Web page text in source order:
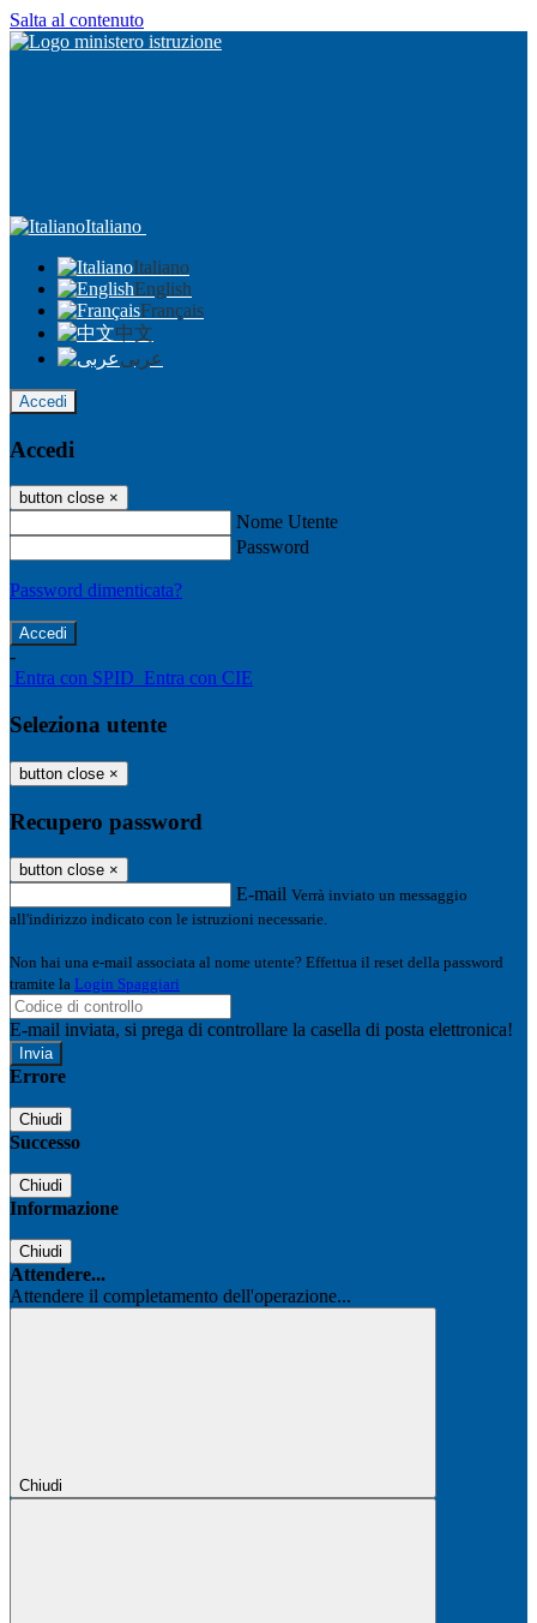
Salta al contenuto
Italiano
Italiano
English
Français
中文
عربى
Accedi
Accedi
button close ×
Nome Utente
Password
Password dimenticata?
-
Entra con SPID Entra con CIE
Seleziona utente
button close ×
Recupero password
button close ×
E-mail Verrà inviato un messaggio
all'indirizzo indicato con le istruzioni necessarie.
Non hai una e-mail associata al nome utente? Effettua il reset della password
tramite la Login Spaggiari
E-mail inviata, si prega di controllare la casella di posta elettronica!
Errore
Chiudi
Successo
Chiudi
Informazione
Chiudi
Attendere...
Attendere il completamento dell'operazione...
Chiudi